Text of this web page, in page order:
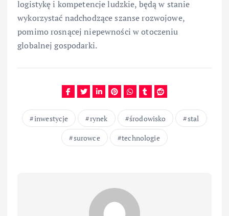
logistykę i kompetencje ludzkie, będą w stanie
wykorzystać nadchodzące szanse rozwojowe,
pomimo rosnącej niepewności w otoczeniu
globalnej gospodarki.
inwestycje rynek środowisko
stal
surowce
technologie